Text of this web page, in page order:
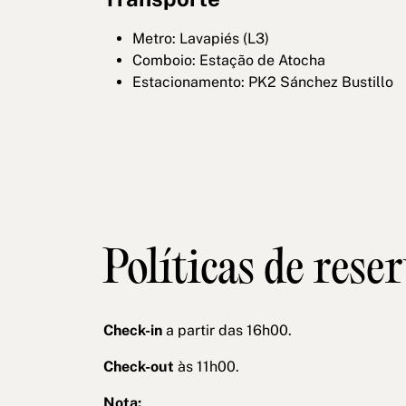
Metro: Lavapiés (L3)
Comboio: Estação de Atocha
Estacionamento: PK2 Sánchez Bustillo
Políticas de
Check-in a partir das 16h00.
Check-out às 11h00.